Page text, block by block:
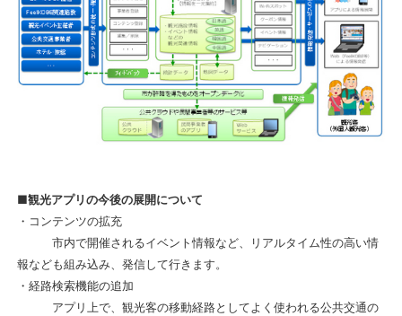
■観光アプリの今後の展開について
・コンテンツの拡充
市内で開催されるイベント情報など、リアルタイム性の高い情
報なども組み込み、発信して行きます。
・経路検索機能の追加
アプリ上で、観光客の移動経路としてよく使われる公共交通の